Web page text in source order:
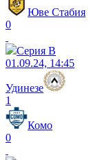
Юве Стабия
0
Серия B
01.09.24, 14:45
Удинезе
1
Комо
0